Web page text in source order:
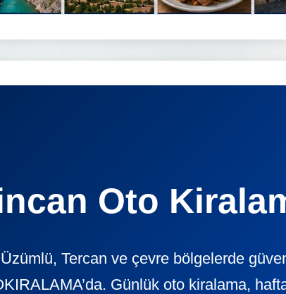
Oto
Tercan ve çevre bölgelerde
Günlük oto kiralama,